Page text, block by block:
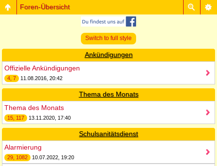
Foren-Übersicht
Switch to full style
Ankündigungen
Offizielle Ankündigungen
4, 7 11.08.2016, 20:42
Thema des Monats
Thema des Monats
15, 117 13.11.2020, 17:40
Schulsanitätsdienst
Alarmierung
29, 1082 10.07.2022, 19:20